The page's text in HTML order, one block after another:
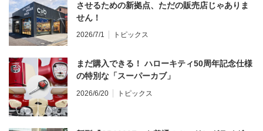
させるための新拠点、ただの販売店じゃありま
せん！
2026/7/1 トピックス
まだ購入できる！ ハローキティ50周年記念仕様
の特別な「スーパーカブ」
2026/6/20 トピックス